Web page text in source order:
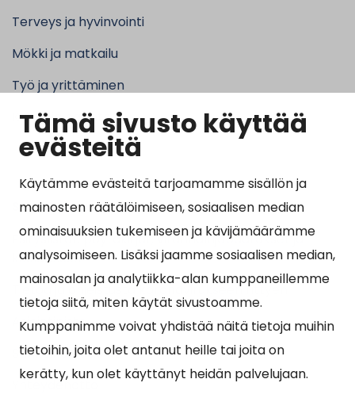
Tämä sivusto käyttää
evästeitä
Käytämme evästeitä tarjoamamme sisällön ja
mainosten räätälöimiseen, sosiaalisen median
ominaisuuksien tukemiseen ja kävijämäärämme
analysoimiseen. Lisäksi jaamme sosiaalisen median,
mainosalan ja analytiikka-alan kumppaneillemme
tietoja siitä, miten käytät sivustoamme.
Kumppanimme voivat yhdistää näitä tietoja muihin
tietoihin, joita olet antanut heille tai joita on
kerätty, kun olet käyttänyt heidän palvelujaan.
Terveys ja hyvinvointi
Mökki ja matkailu
Työ ja yrittäminen
Kunta ja hallinto
Suosituimmat sivut
Esityslistat, pöytäkirjat, viranhaltijapäätökset ja
kuulutukset
Tietoa ja ohjeistusta koronavirukseen liittyen
Asiointipiste
Sähköinen asiointi
Yhteydenotto